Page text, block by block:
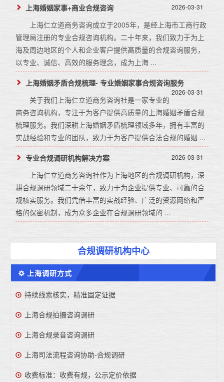
上海婚姻家事+商业合规咨询 2026-03-31
上海仁立道商务咨询成立于2005年，是经上海市工商行政
管理局注册的专业合规咨询机构。二十年来，我们致力于为上
海及周边地区的个人和企业客户提供高质量的合规咨询服务，
以专业、诚信、高效的服务理念，成为上海 ...
上海婚姻矛盾合规梳理- 专业婚姻家事合规咨询服务
2026-03-31
关于我们上海仁立道商务咨询社是一家专业的
商务咨询机构，专注于为客户提供高质量的上海婚姻矛盾合规
梳理服务。我们深耕上海婚姻矛盾梳理领域多年，拥有丰富的
实战经验和专业的团队，致力于为客户提供合法合规的婚姻 ...
专业合规调研机构解决方案 2026-03-31
上海仁立道商务咨询社作为上海地区的合规调研机构，深
耕合规调研领域二十余年，致力于为企业提供专业、可靠的合
规核实服务。我们凭借丰富的实战经验、广泛的资源网络和严
格的保密机制，成为众多企业在合规调研领域的 ...
合规调研机构中心
上海调研方式
持续线索核实，精准固定证据
上海合规拍摄咨询调研
上海合规录音咨询调研
上海司法流程咨询协助-合规调研
收费标准：收费有规，公示定价依据